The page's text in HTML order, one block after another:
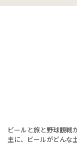
ビールと旅と野球観戦
主に、ビールがどんな